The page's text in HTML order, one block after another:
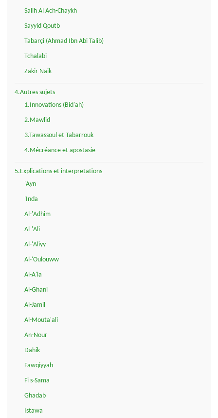
Salih Al Ach-Chaykh
Sayyid Qoutb
Tabarçi (Ahmad Ibn Abi Talib)
Tchalabi
Zakir Naik
4.Autres sujets
1.Innovations (Bid'ah)
2.Mawlid
3.Tawassoul et Tabarrouk
4.Mécréance et apostasie
5.Explications et interpretations
'Ayn
'Inda
Al-'Adhim
Al-'Ali
Al-'Aliyy
Al-'Oulouww
Al-A'la
Al-Ghani
Al-Jamil
Al-Mouta'ali
An-Nour
Dahik
Fawqiyyah
Fi s-Sama
Ghadab
Istawa